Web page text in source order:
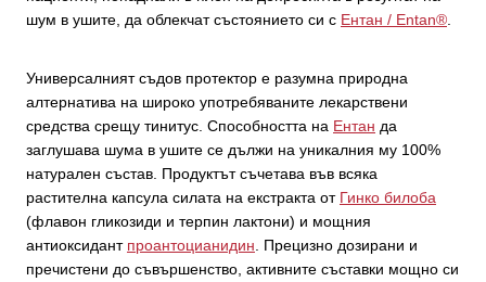
шум в ушите, да облекчат състоянието си с Ентан / Entan®
Универсалният съдов протектор е разумна природна
алтернатива на широко употребяваните лекарствени
средства срещу тинитус. Способността на Ентан да
заглушава шума в ушите се дължи на уникалния му 100%
натурален състав. Продуктът съчетава във всяка
растителна капсула силата на екстракта от Гинко билоба
(флавон гликозиди и терпин лактони) и мощния
антиоксидант проантоцианидин . Прецизно дозирани и
пречистени до съвършенство, активните съставки мощно си